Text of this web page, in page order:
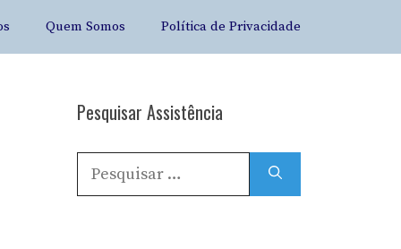
Quem Somos Política de Privacidade
Pesquisar Assistência
Pesquisar
por: